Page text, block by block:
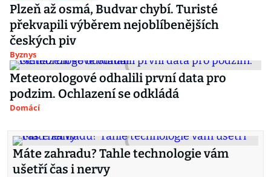
Plzeň až osmá, Budvar chybí. Turisté
překvapili výběrem nejoblíbenějších
českých piv
Byznys
Meteorologové odhalili první data pro
podzim. Ochlazení se odkládá
Domácí
Máte zahradu? Tahle technologie vám
ušetří čas i nervy